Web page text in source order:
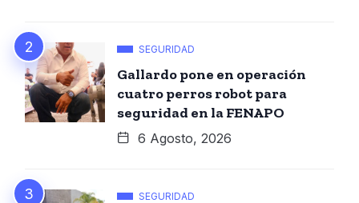
SEGURIDAD
Gallardo pone en operación
cuatro perros robot para
seguridad en la FENAPO
6 Agosto, 2026
SEGURIDAD